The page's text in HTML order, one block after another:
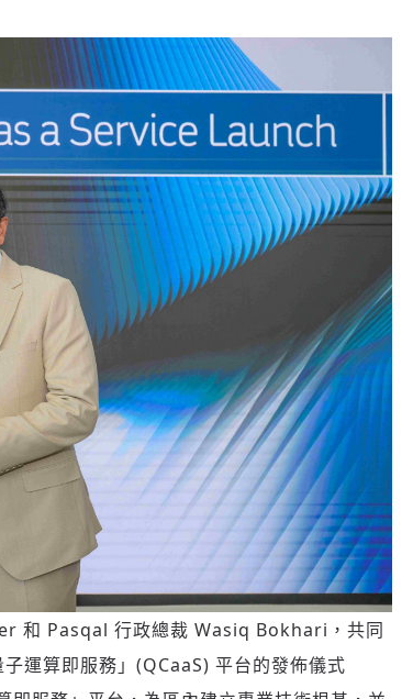
和 Pasqal 行政總裁 Wasiq Bokhari，共同
運算即服務」(QCaaS) 平台的發佈儀式